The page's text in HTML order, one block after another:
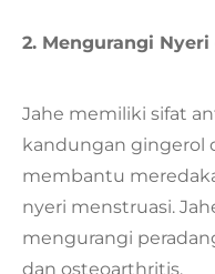
2. Mengurangi
Jahe memiliki sifat
kandungan gingerol
membantu
nyeri menstruasi.
mengurangi
dan osteoarthritis.